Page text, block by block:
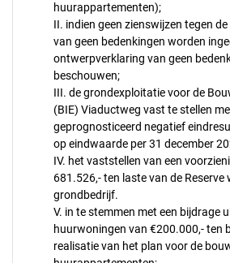
huurappartementen);
II. indien geen zienswijzen tegen
van geen bedenkingen worden
ontwerpverklaring van geen
beschouwen;
III. de grondexploitatie voor de
(BIE) Viaductweg vast te stellen
geprognosticeerd negatief
op eindwaarde per 31 december
IV. het vaststellen van een
681.526,- ten laste van de Reserve
grondbedrijf.
V. in te stemmen met een bijdrage
huurwoningen van €200.000,- ten
realisatie van het plan voor de